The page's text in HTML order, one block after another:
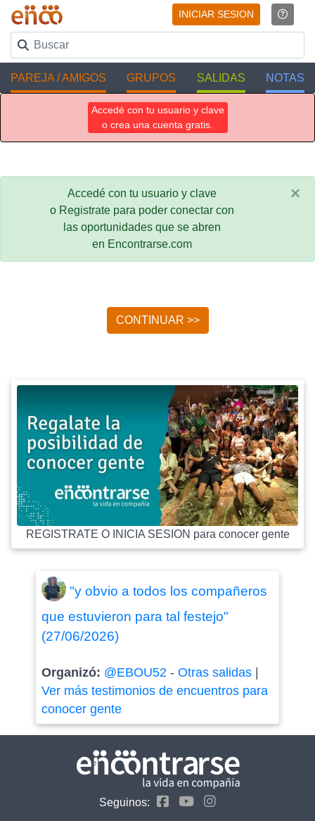
INICIAR SESION
PAREJA / AMIGOS GRUPOS SALIDAS NOTAS
Accedé con tu usuario y clave
o crea una cuenta gratis.
Accedé con tu usuario y clave
o Registrate para poder conectar con
las oportunidades que se abren
en Encontrarse.com
×
CONTINUAR >>
REGISTRATE O INICIA SESION para conocer gente
"y obvio a todos los compañeros
que estuvieron para tal festejo"
(27/06/2026)
Organizó: @EBOU52- Otras salidas|
Ver más testimonios de encuentros para
conocer gente
Seguinos: